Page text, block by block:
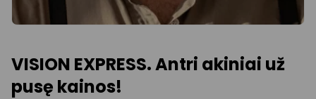
VISION EXPRESS. Antri akiniai už
pusę kainos!